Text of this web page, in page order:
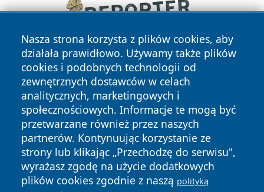
Nasza strona korzysta z plików cookies, aby
działała prawidłowo. Używamy także plików
cookies i podobnych technologii od
zewnętrznych dostawców w celach
analitycznych, marketingowych i
społecznościowych. Informacje te mogą być
przetwarzane również przez naszych
partnerów. Kontynuując korzystanie ze
strony lub klikając „Przechodzę do serwisu",
wyrażasz zgodę na użycie dodatkowych
plików cookies zgodnie z naszą polityką
Copyright © 2026 bielskonews.pl Wszystkie prawa
zastrzeżone.
Polityka Polityka